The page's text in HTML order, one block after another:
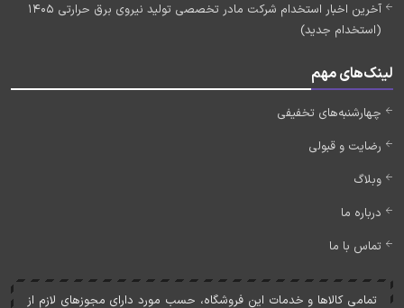
آخرین اخبار استخدام شرکت مادر تخصصی تولید نیروی برق حرارتی 1405
(استخدام جدید)
لینک‌های مهم
چهارشنبه‌های تخفیفی
رضایت و قبولی
وبلاگ
درباره ما
تماس با ما
تمامی کالاها و خدمات اين فروشگاه، حسب مورد دارای مجوزهای لازم از